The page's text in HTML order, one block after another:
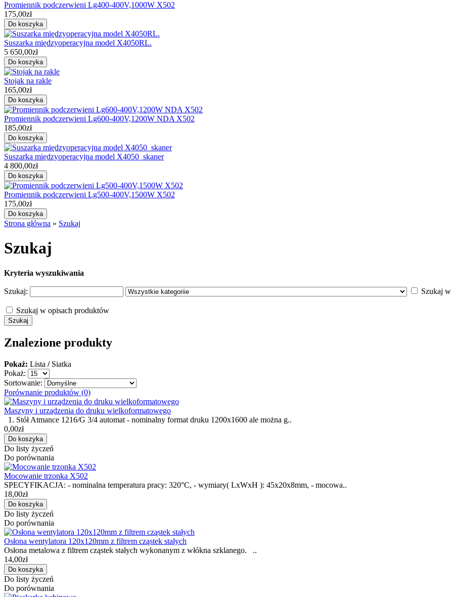
Promiennik podczerwieni Lg400-400V,1000W X502
175,00zł
Suszarka międzyoperacyjna model X4050RL.
5 650,00zł
Stojak na rakle
165,00zł
Promiennik podczerwieni Lg600-400V,1200W NDA X502
185,00zł
Suszarka międzyoperacyjna model X4050_skaner
4 800,00zł
Promiennik podczerwieni Lg500-400V,1500W X502
175,00zł
Strona główna » Szukaj
Szukaj
Kryteria wyszukiwania
Szukaj: Szukaj w
Szukaj w opisach produktów
Znalezione produkty
Pokaż: Lista / Siatka
Pokaż:
Sortowanie:
Porównanie produktów (0)
Maszyny i urządzenia do druku wielkoformatowego
1. Stół Atmance 1216/G 3/4 automat - nominalny format druku 1200x1600 ale można g..
0,00zł
Do listy życzeń
Do porównania
Mocowanie trzonka X502
SPECYFIKACJA: - nominalna temperatura pracy: 320°C, - wymiary( LxWxH ): 45x20x8mm, - mocowa..
18,00zł
Do listy życzeń
Do porównania
Osłona wentylatora 120x120mm z filtrem cząstek stałych
Osłona metalowa z filtrem cząstek stałych wykonanym z włókna szklanego. ..
14,00zł
Do listy życzeń
Do porównania